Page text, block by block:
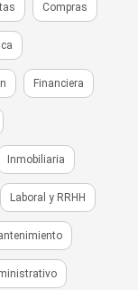
Compras
Financiera
Inmobiliaria
Laboral y RRHH